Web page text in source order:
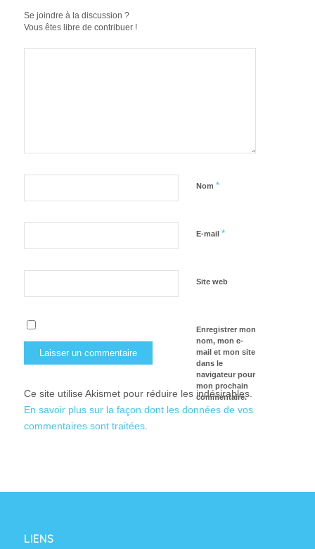
Se joindre à la discussion ?
Vous êtes libre de contribuer !
Nom *
E-mail *
Site web
Enregistrer mon
nom, mon e-
mail et mon site
dans le
navigateur pour
mon prochain
commentaire.
Ce site utilise Akismet pour réduire les indésirables.
En savoir plus sur la façon dont les données de vos
commentaires sont traitées.
LIENS